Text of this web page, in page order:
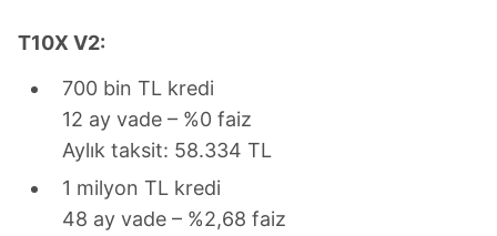
T10X V2:
700 bin TL kredi
12 ay vade – %0 faiz
Aylık taksit: 58.334 TL
1 milyon TL kredi
48 ay vade – %2,68 faiz